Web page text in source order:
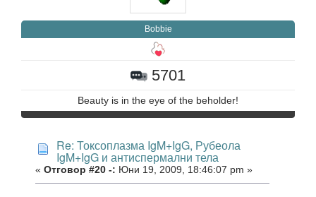
Bobbie
5701
Beauty is in the eye of the beholder!
Re: Токсоплазма IgM+IgG, Рубеола
IgM+IgG и антиспермални тела
« Отговор #20 -: Юни 19, 2009, 18:46:07 pm »